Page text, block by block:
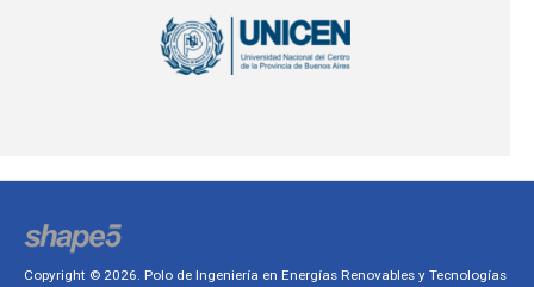
Copyright © 2026. Polo de Ingeniería en Energías Renovables y Tecnologías